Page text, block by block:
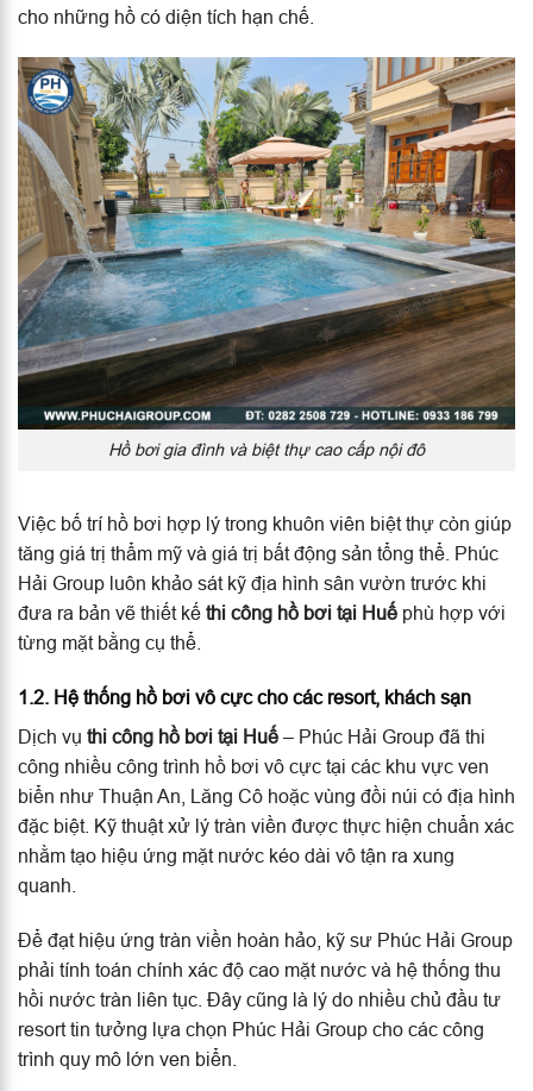
cho những hồ có diện tích hạn chế.
Hồ bơi gia đình và biệt thự cao cấp nội đô
Việc bố trí hồ bơi hợp lý trong khuôn viên biệt thự còn giúp
tăng giá trị thẩm mỹ và giá trị bất động sản tổng thể. Phúc
Hải Group luôn khảo sát kỹ địa hình sân vườn trước khi
đưa ra bản vẽ thiết kế thi công hồ bơi tại Huế phù hợp với
từng mặt bằng cụ thể.
1.2. Hệ thống hồ bơi vô cực cho các resort, khách sạn
Dịch vụ thi công hồ bơi tại Huế – Phúc Hải Group đã thi
công nhiều công trình hồ bơi vô cực tại các khu vực ven
biển như Thuận An, Lăng Cô hoặc vùng đồi núi có địa hình
đặc biệt. Kỹ thuật xử lý tràn viền được thực hiện chuẩn xác
nhằm tạo hiệu ứng mặt nước kéo dài vô tận ra xung
quanh.
Để đạt hiệu ứng tràn viền hoàn hảo, kỹ sư Phúc Hải Group
phải tính toán chính xác độ cao mặt nước và hệ thống thu
hồi nước tràn liên tục. Đây cũng là lý do nhiều chủ đầu tư
resort tin tưởng lựa chọn Phúc Hải Group cho các công
trình quy mô lớn ven biển.